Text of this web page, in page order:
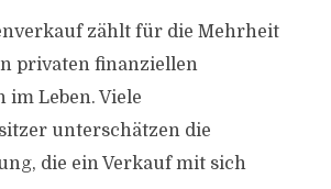
zählt für die Mehrheit
privaten finanziellen
im Leben. Viele
unterschätzen die
die ein Verkauf mit sich